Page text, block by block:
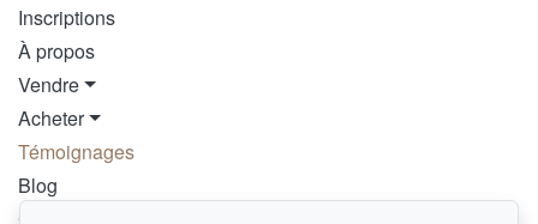
Inscriptions
À propos
Vendre
Acheter
Témoignages
Blog